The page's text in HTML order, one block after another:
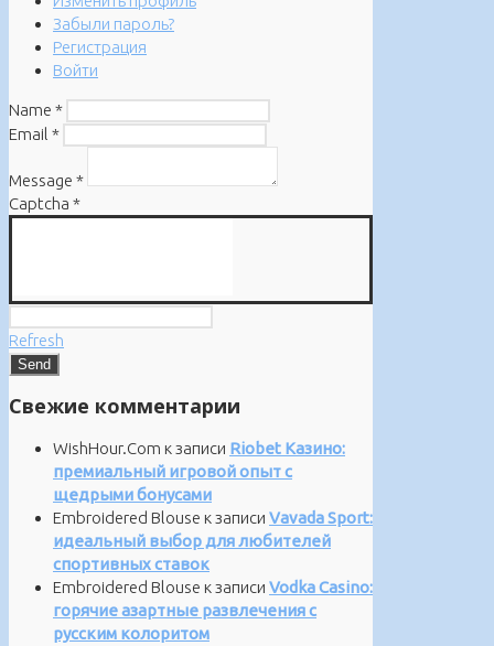
Забыли пароль?
Регистрация
Войти
Name *
Email *
Message *
Captcha *
Refresh
Свежие комментарии
WishHour.Com к записи Riobet Казино:
премиальный игровой опыт с
щедрыми бонусами
Embroidered Blouse к записи Vavada Sport:
идеальный выбор для любителей
спортивных ставок
Embroidered Blouse к записи Vodka Casino:
горячие азартные развлечения с
русским колоритом